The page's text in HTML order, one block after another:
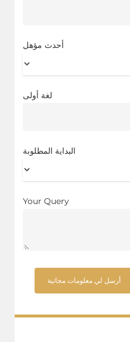
أحدث مؤهل
لغة أولى
البداية المطلوبة
Your Query